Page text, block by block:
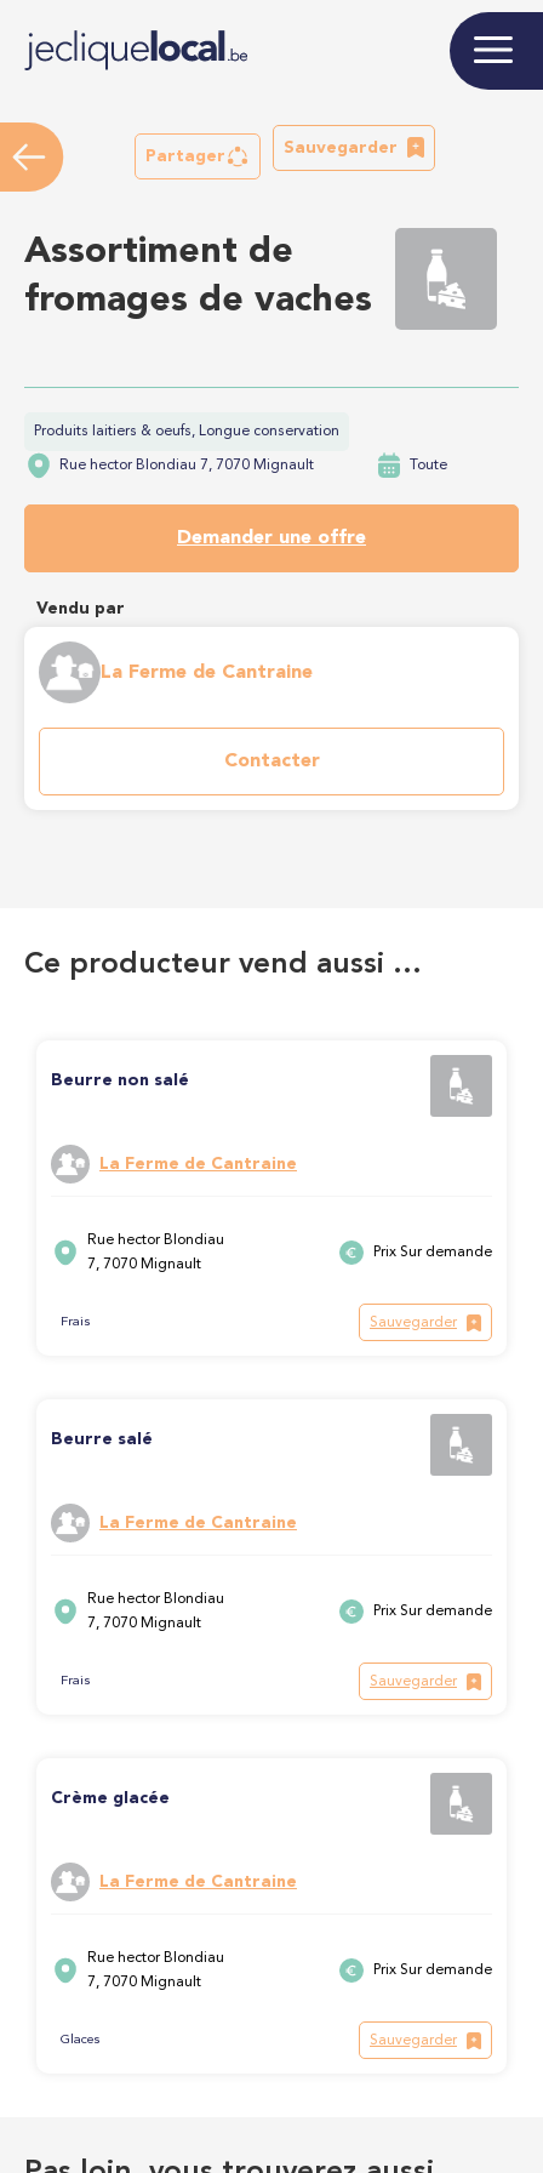
Partager
Sauvegarder
Assortiment de
fromages de vaches
Produits laitiers & oeufs, Longue conservation
Rue hector Blondiau 7, 7070 Mignault Toute
Demander une offre
Vendu par
La Ferme de Cantraine
Contacter
Ce producteur vend aussi …
Beurre non salé
La Ferme de Cantraine
Rue hector Blondiau
7, 7070 Mignault
Prix Sur demande
Frais Sauvegarder
Beurre salé
La Ferme de Cantraine
Rue hector Blondiau
7, 7070 Mignault
Prix Sur demande
Frais Sauvegarder
Crème glacée
La Ferme de Cantraine
Rue hector Blondiau
7, 7070 Mignault
Prix Sur demande
Glaces Sauvegarder